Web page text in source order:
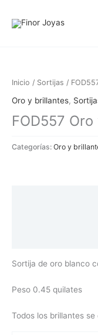
Inicio / Sortijas /
Oro y brillantes,
FOD557
Categorías: Oro y
Sortija de oro blanco
Peso 0.45 quilates
Todos los brillantes